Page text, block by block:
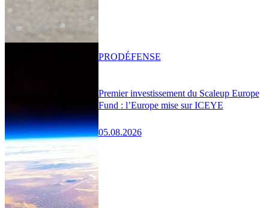
Premier investissement du Scaleup Europe
Fund : l’Europe mise sur ICEYE
05.08.2026
PRODÉFENSE